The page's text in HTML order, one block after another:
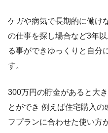
ケガや病気で長期的に働け
の仕事を探し場合など3年
る事ができゆっくりと自分
す。
300万円の貯金があると大
とができ 例えば住宅購入
フプランに合わせた使い方